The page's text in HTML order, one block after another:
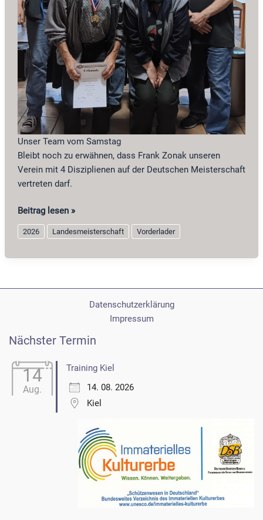
Unser Team vom Samstag
Bleibt noch zu erwähnen, dass Frank Zonak unseren
Verein mit 4 Disziplienen auf der Deutschen Meisterschaft
vertreten darf.
Landesmeisterschaft
2026
Vorderlader
Beitrag lesen »
2026 Landesmeisterschaft Vorderlader
Datenschutzerklärung
Impressum
Nächster Termin
14
Aug.
Training Kiel
14. 08. 2026
Kiel